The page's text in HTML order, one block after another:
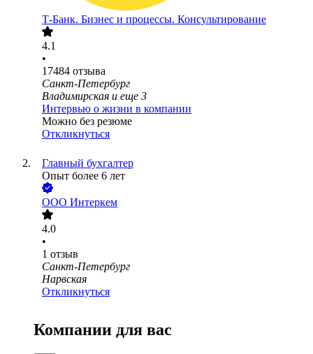
Т-Банк. Бизнес и процессы. Консультирование
4.1
•
17484 отзыва
Санкт-Петербург
Владимирская и еще 3
Интервью о жизни в компании
Можно без резюме
Откликнуться
Главный бухгалтер
Опыт более 6 лет
ООО Интеркем
4.0
•
1 отзыв
Санкт-Петербург
Нарвская
Откликнуться
Компании для вас